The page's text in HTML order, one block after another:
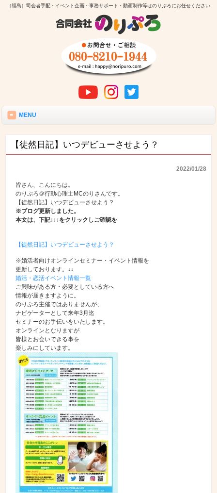
［福島］司会者手配・イベント企画・事務サポート・動画制作等はのりぷろにお任せください
MENU
【徒然日記】いつデビューさせよう？
2022/01/28
皆さん、こんにちは。
のりぷろ＠行動心理士MCのりさんです。
【徒然日記】いつデビューさせよう？
※ブログ更新しました。
本文は、下記↓↓↓をクリックしご確認を
【徒然日記】いつデビューさせよう？
※婚活者向けオンラインセミナー・イベント情報を
更新しております。↓↓
婚活・恋活イベント情報一覧
ご興味がある方・必要としている方へ
情報が届きますように。
のりぷろ主催ではありませんが、
ナビゲーターとして来年3月迄
セミナーのお手伝いをいたします。
オンラインとなりますが
皆様とお会いできる事を
楽しみにしています。